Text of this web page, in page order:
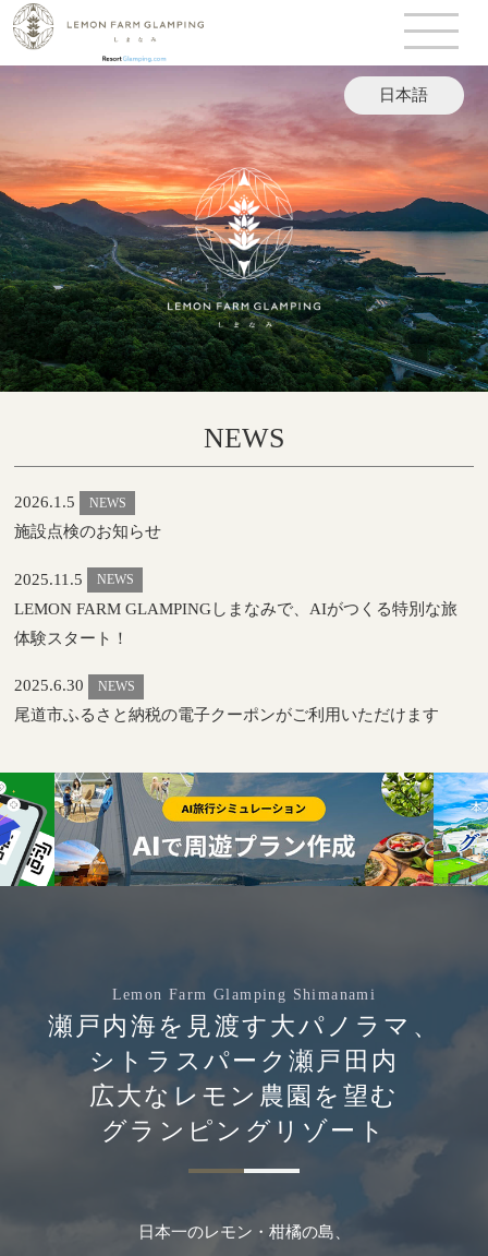
日本語
English
NEWS
2026.1.5 NEWS
施設点検のお知らせ
2025.11.5 NEWS
LEMON FARM GLAMPINGしまなみで、AIがつくる特別な旅
体験スタート！
2025.6.30 NEWS
尾道市ふるさと納税の電子クーポンがご利用いただけます
Lemon Farm Glamping Shimanami
瀬戸内海を見渡す大パノラマ、
シトラスパーク瀬戸田内
広大なレモン農園を望む
グランピングリゾート
日本一のレモン・柑橘の島、